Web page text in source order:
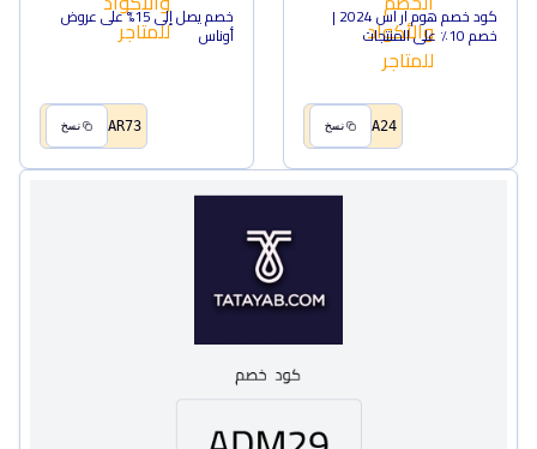
كود خصم هوم ار اس 2024 |
خصم 10٪ على المنتجات
A24 نسخ
خصم يصل إلى 15% على عروض
أوناس
AR73 نسخ